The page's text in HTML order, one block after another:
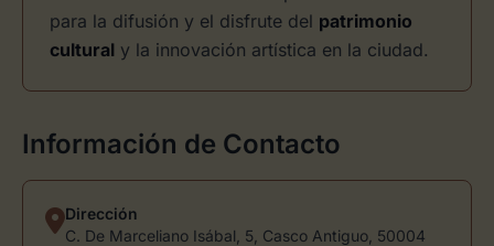
para la difusión y el disfrute del patrimonio
cultural y la innovación artística en la ciudad.
Información de Contacto
Dirección
C. De Marceliano Isábal, 5, Casco Antiguo, 50004